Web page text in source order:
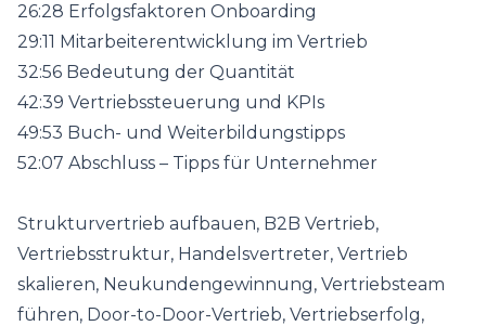
26:28 Erfolgsfaktoren Onboarding
29:11 Mitarbeiterentwicklung im Vertrieb
32:56 Bedeutung der Quantität
42:39 Vertriebssteuerung und KPIs
49:53 Buch- und Weiterbildungstipps
52:07 Abschluss – Tipps für Unternehmer
Strukturvertrieb aufbauen, B2B Vertrieb,
Vertriebsstruktur, Handelsvertreter, Vertrieb
skalieren, Neukundengewinnung, Vertriebsteam
führen, Door-to-Door-Vertrieb, Vertriebserfolg,